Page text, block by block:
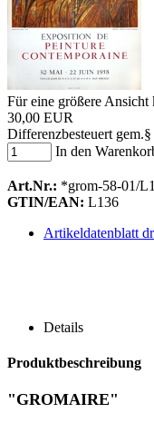
Für eine größere
30,00 EUR
Differenzbesteuert
In den
Art.Nr.: *grom-58-01/
GTIN/EAN: L136
Artikeldatenblatt
Details
Produktbeschreibung
"GROMAIRE"